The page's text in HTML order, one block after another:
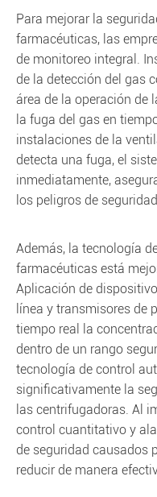
Para mejorar la
farmacéuticas, las
de monitoreo integral.
de la detección del gas
área de la operación de
la fuga del gas en
instalaciones de la
detecta una fuga, el
inmediatamente,
los peligros de
Además, la tecnología
farmacéuticas está
Aplicación de
línea y transmisores de
tiempo real la
dentro de un rango
tecnología de control
significativamente la
las centrifugadoras. Al
control cuantitativo y
de seguridad causados
reducir de manera